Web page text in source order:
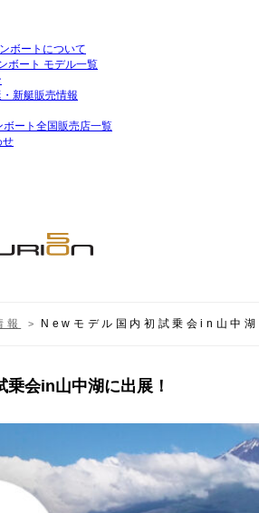
ボートについて
ボート モデル一覧
新艇販売情報
ボート全国販売店一覧
せ
報 Newモデル国内初試乗会in山中
会in山中湖に出展！